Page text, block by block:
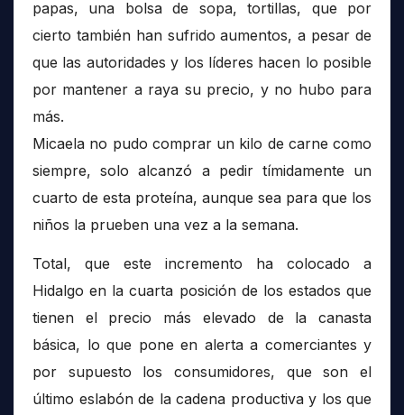
papas, una bolsa de sopa, tortillas, que por
cierto también han sufrido aumentos, a pesar de
que las autoridades y los líderes hacen lo posible
por mantener a raya su precio, y no hubo para
más.
Micaela no pudo comprar un kilo de carne como
siempre, solo alcanzó a pedir tímidamente un
cuarto de esta proteína, aunque sea para que los
niños la prueben una vez a la semana.
Total, que este incremento ha colocado a
Hidalgo en la cuarta posición de los estados que
tienen el precio más elevado de la canasta
básica, lo que pone en alerta a comerciantes y
por supuesto los consumidores, que son el
último eslabón de la cadena productiva y los que